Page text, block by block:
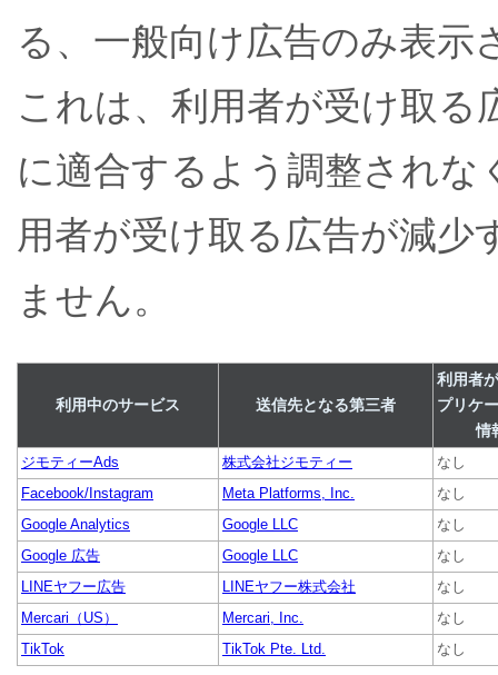
る、一般向け広告のみ表
これは、利用者が受け取る
に適合するよう調整され
用者が受け取る広告が減
ません。
利用中のサービス 送信先となる第三者
利用者
プリケ
情
ジモティーAds 株式会社ジモティー
なし
Facebook/Instagram
Meta Platforms, Inc.
なし
Google Analytics
Google LLC
なし
Google 広告
Google LLC
なし
LINEヤフー広告
LINEヤフー株式会社
なし
Mercari（US）
Mercari, Inc.
なし
TikTok
TikTok Pte. Ltd. なし